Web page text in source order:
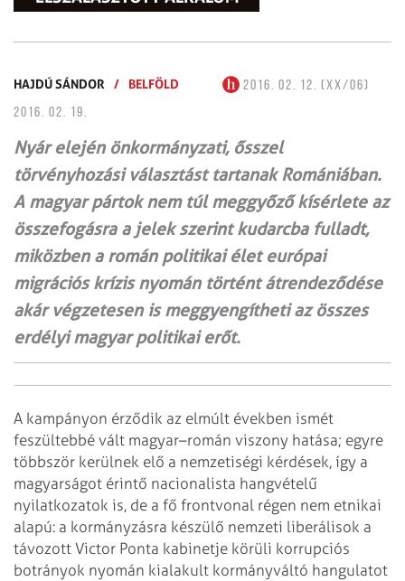
HAJDÚ SÁNDOR / BELFÖLD
2016. 02. 12. (XX/06)
2016. 02. 19.
Nyár elején önkormányzati, ősszel
törvényhozási választást tartanak Romániában.
A magyar pártok nem túl meggyőző kísérlete az
összefogásra a jelek szerint kudarcba fulladt,
miközben a román politikai élet európai
migrációs krízis nyomán történt átrendeződése
akár végzetesen is meggyengítheti az összes
erdélyi magyar politikai erőt.
A kampányon érződik az elmúlt években ismét
feszültebbé vált magyar–román viszony hatása; egyre
többször kerülnek elő a nemzetiségi kérdések, így a
magyarságot érintő nacionalista hangvételű
nyilatkozatok is, de a fő frontvonal régen nem etnikai
alapú: a kormányzásra készülő nemzeti liberálisok a
távozott Victor Ponta kabinetje körüli korrupciós
botrányok nyomán kialakult kormányváltó hangulatot